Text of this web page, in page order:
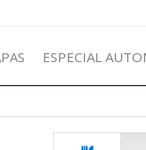
ESPECIAL